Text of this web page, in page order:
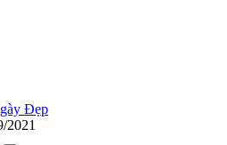
Đẹp
2021